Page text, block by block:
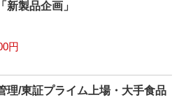
製品企画」
円
理/東証プライム上場・大手食品